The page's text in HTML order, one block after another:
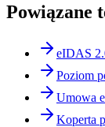
Powiązane
eIDAS
Poziom
Umowa
Koperta